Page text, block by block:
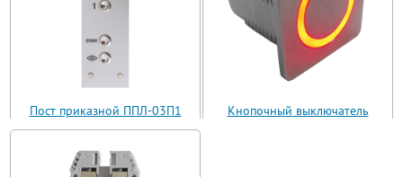
Пост приказной ППЛ-03П1
(ППЛ11-03)
Кнопочный выключатель